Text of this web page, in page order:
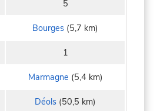
5
Bourges (5,7 km)
1
Marmagne (5,4 km)
Déols (50,5 km)